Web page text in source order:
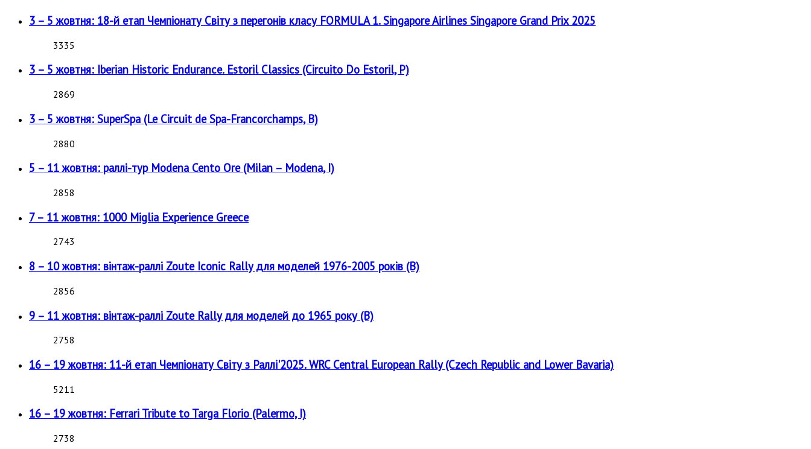
3 – 5 жовтня: 18-й етап Чемпіонату Світу з перегонів класу FORMULA 1. Singapore Airlines Singapore Grand Prix 2025
3335
3 – 5 жовтня: Iberian Historic Endurance. Estoril Classics (Circuito Do Estoril, P)
2869
3 – 5 жовтня: SuperSpa (Le Circuit de Spa-Francorchamps, B)
2880
5 – 11 жовтня: раллі-тур Modena Cento Ore (Milan – Modena, I)
2858
7 – 11 жовтня: 1000 Miglia Experience Greece
2743
8 – 10 жовтня: вінтаж-раллі Zoute Iconic Rally для моделей 1976-2005 років (B)
2856
9 – 11 жовтня: вінтаж-раллі Zoute Rally для моделей до 1965 року (B)
2758
16 – 19 жовтня: 11-й етап Чемпіонату Світу з Раллі'2025. WRC Central European Rally (Czech Republic and Lower Bavaria)
5211
16 – 19 жовтня: Ferrari Tribute to Targa Florio (Palermo, I)
2738